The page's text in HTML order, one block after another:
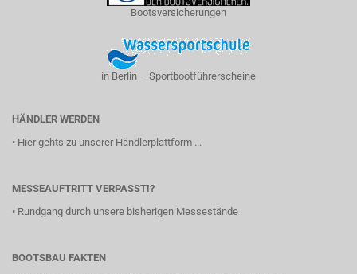
Bootsversicherungen
in Berlin – Sportbootführerscheine
HÄNDLER WERDEN
• Hier gehts zu unserer Händlerplattform ...
MESSEAUFTRITT VERPASST!?
• Rundgang durch unsere bisherigen Messestände
BOOTSBAU FAKTEN